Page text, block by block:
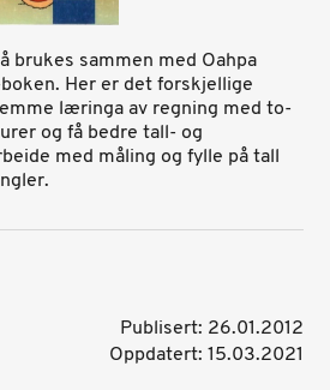
brukes sammen med Oahpa
Her er det forskjellige
læringa av regning med to-
og få bedre tall- og
med måling og fylle på tall
Publisert: 26.01.2012
Oppdatert: 15.03.2021